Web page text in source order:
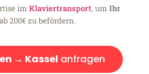
im Klaviertransport, um Ihr
ab 200€ zu befördern.
→ Kassel anfragen